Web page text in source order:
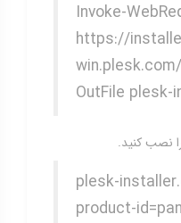
Invoke-
https://
OutFile plesk-
نصب کنید.
plesk-
product-